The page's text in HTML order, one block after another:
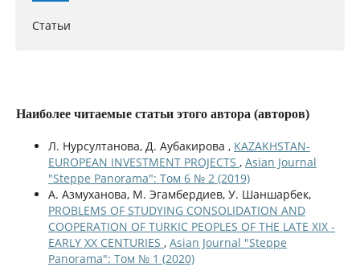
Статьи
Наиболее читаемые статьи этого автора (авторов)
Л. Нурсултанова, Д. Аубакирова , KAZAKHSTAN-
EUROPEAN INVESTMENT PROJECTS , Asian Journal
"Steppe Panorama": Том 6 № 2 (2019)
А. Азмуханова, М. Эгамбердиев, У. Шаншарбек,
PROBLEMS OF STUDYING CONSOLIDATION AND
COOPERATION OF TURKIC PEOPLES OF THE LATE XIX -
EARLY XX CENTURIES , Asian Journal "Steppe
Panorama": Том № 1 (2020)